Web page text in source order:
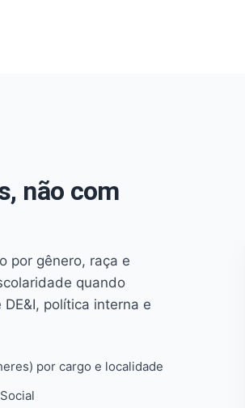
não com
por gênero, raça e
quando
política interna e
por cargo e localidade